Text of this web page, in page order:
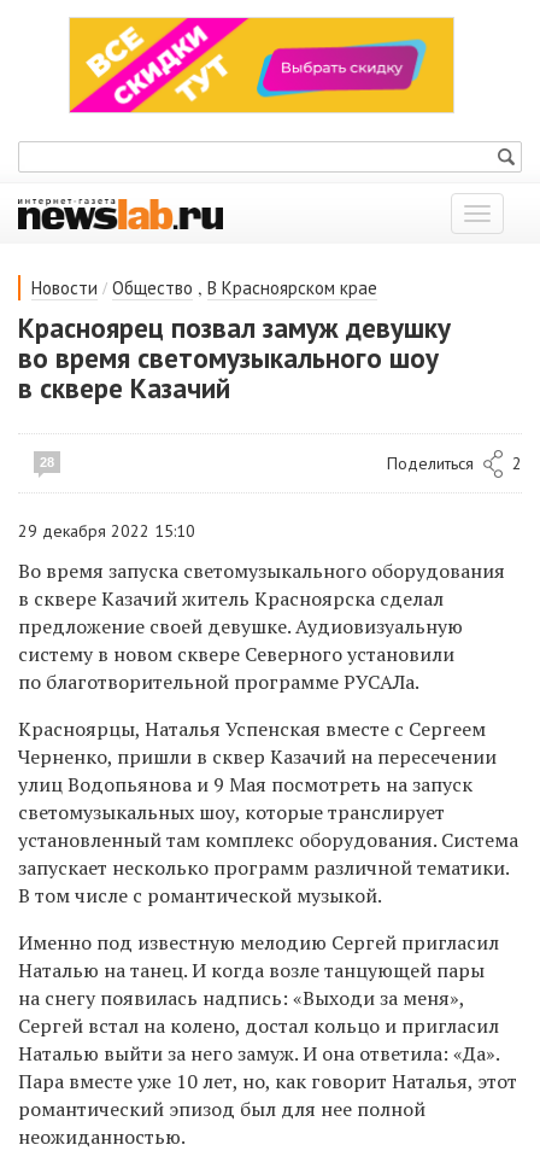
Показать
меню
Новости / Общество , В Красноярском крае
Красноярец позвал замуж девушку
во время светомузыкального шоу
в сквере Казачий
28 Поделиться 2
29 декабря 2022 15:10
Во время запуска светомузыкального оборудования
в сквере Казачий житель Красноярска сделал
предложение своей девушке. Аудиовизуальную
систему в новом сквере Северного установили
по благотворительной программе РУСАЛа.
Красноярцы, Наталья Успенская вместе с Сергеем
Черненко, пришли в сквер Казачий на пересечении
улиц Водопьянова и 9 Мая посмотреть на запуск
светомузыкальных шоу, которые транслирует
установленный там комплекс оборудования. Система
запускает несколько программ различной тематики.
В том числе с романтической музыкой.
Именно под известную мелодию Сергей пригласил
Наталью на танец. И когда возле танцующей пары
на снегу появилась надпись: «Выходи за меня»,
Сергей встал на колено, достал кольцо и пригласил
Наталью выйти за него замуж. И она ответила: «Да».
Пара вместе уже 10 лет, но, как говорит Наталья, этот
романтический эпизод был для нее полной
неожиданностью.